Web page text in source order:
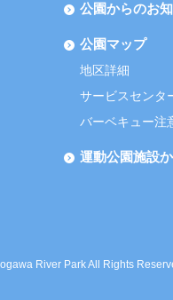
公園からのお
公園マップ
地区詳細
サービスセンタ
バーベキュー注
運動公園施設
River Park All Rights